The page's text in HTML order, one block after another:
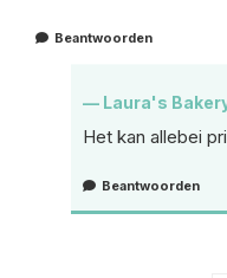
Beantwoorden
Laura's
Het kan allebei
Beantwoorden